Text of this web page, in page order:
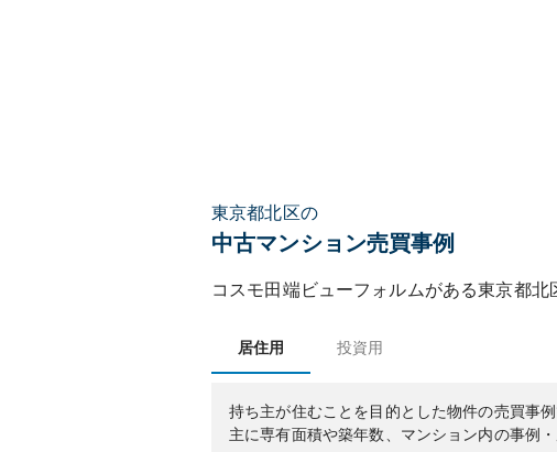
東京都北区の
中古マンション売買事例
コスモ田端ビューフォルムがある東京都北
居住用 投資用
持ち主が住むことを目的とした物件の売買事例
主に専有面積や築年数、マンション内の事例